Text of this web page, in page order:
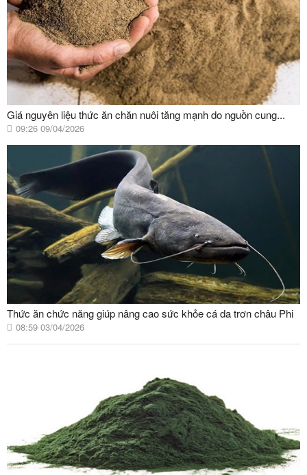
Giá nguyên liệu thức ăn chăn nuôi tăng mạnh do nguồn cung...
09:26 09/04/2026
Thức ăn chức năng giúp nâng cao sức khỏe cá da trơn châu Phi
08:59 03/04/2026